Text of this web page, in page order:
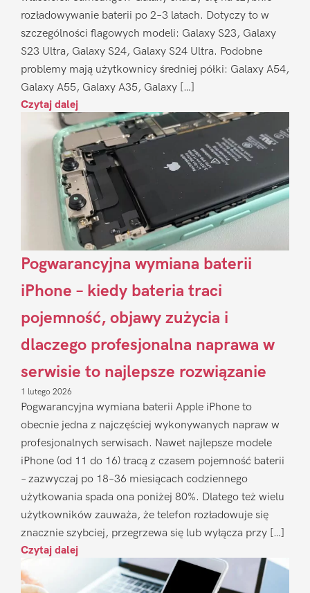
rozładowywanie baterii po 2–3 latach. Dotyczy to w
szczególności flagowych modeli: Galaxy S23, Galaxy
S23 Ultra, Galaxy S24, Galaxy S24 Ultra. Podobne
problemy mają użytkownicy średniej półki: Galaxy A54,
Galaxy A55, Galaxy A35, Galaxy […]
Czytaj dalej
Pogwarancyjna wymiana baterii
iPhone – kiedy bateria traci
pojemność, objawy zużycia i
dlaczego profesjonalna naprawa w
serwisie to najlepsze rozwiązanie
1 lutego 2026
Pogwarancyjna wymiana baterii Apple iPhone to
obecnie jedna z najczęściej wykonywanych napraw w
profesjonalnych serwisach. Nawet najlepsze modele
iPhone (od 11 do 16) tracą z czasem pojemność baterii
– zazwyczaj po 18–36 miesiącach codziennego
użytkowania spada ona poniżej 80%. Dlatego też wielu
użytkowników zauważa, że telefon rozładowuje się
znacznie szybciej, przegrzewa się lub wyłącza przy […]
Czytaj dalej